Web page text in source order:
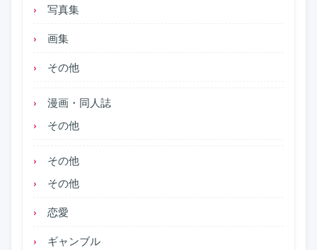
写真集
画集
その他
漫画・同人誌
その他
その他
その他
恋愛
ギャンブル